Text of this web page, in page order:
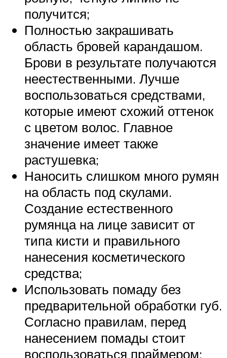
получится;
Полностью закрашивать
область бровей карандашом.
Брови в результате получаются
неестественными. Лучше
воспользоваться средствами,
которые имеют схожий оттенок
с цветом волос. Главное
значение имеет также
растушевка;
Наносить слишком много румян
на область под скулами.
Создание естественного
румянца на лице зависит от
типа кисти и правильного
нанесения косметического
средства;
Использовать помаду без
предварительной обработки губ.
Согласно правилам, перед
нанесением помады стоит
воспользоваться праймером;